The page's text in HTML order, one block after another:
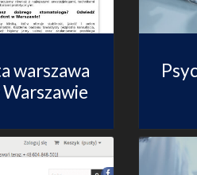
warszawa